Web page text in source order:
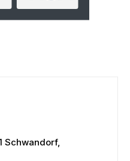
Schwandorf,